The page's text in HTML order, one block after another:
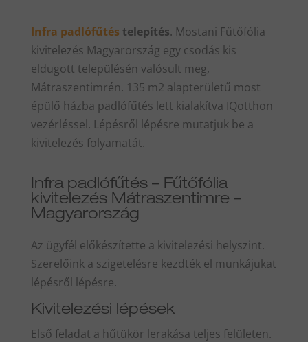
Infra padlófűtés telepítés. Mostani Fűtőfólia
kivitelezés Magyarország egy csodás kis
eldugott településén valósult meg,
Mátraszentimrén. 135 m2 alapterületű most
épülő házba padlófűtés lett kialakítva IQotthon
vezérléssel. Lépésről lépésre mutatjuk be a
kivitelezés folyamatát.
Infra padlófűtés – Fűtőfólia
kivitelezés Mátraszentimre –
Magyarország
Az ügyfél előkészítette a kivitelezési helyszint.
Szerelőink a szigetelésre kezdték el munkájukat
lépésről lépésre.
Kivitelezési lépések
Első feladat a hűtükör lerakása teljes felületen.